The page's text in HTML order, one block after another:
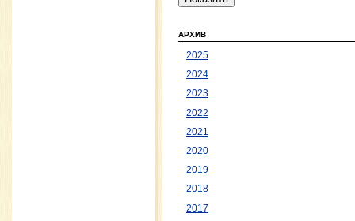
АРХИВ
2025
2024
2023
2022
2021
2020
2019
2018
2017